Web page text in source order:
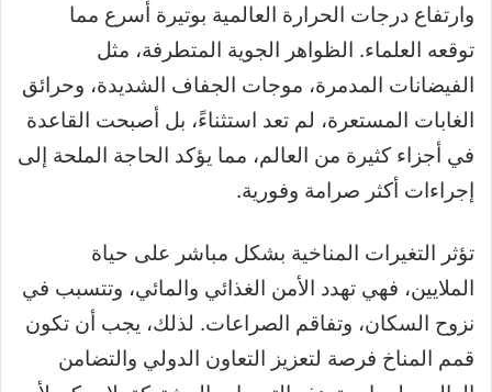
وارتفاع درجات الحرارة العالمية بوتيرة أسرع مما
توقعه العلماء. الظواهر الجوية المتطرفة، مثل
الفيضانات المدمرة، موجات الجفاف الشديدة، وحرائق
الغابات المستعرة، لم تعد استثناءً، بل أصبحت القاعدة
في أجزاء كثيرة من العالم، مما يؤكد الحاجة الملحة إلى
إجراءات أكثر صرامة وفورية.
تؤثر التغيرات المناخية بشكل مباشر على حياة
الملايين، فهي تهدد الأمن الغذائي والمائي، وتتسبب في
نزوح السكان، وتفاقم الصراعات. لذلك، يجب أن تكون
قمم المناخ فرصة لتعزيز التعاون الدولي والتضامن